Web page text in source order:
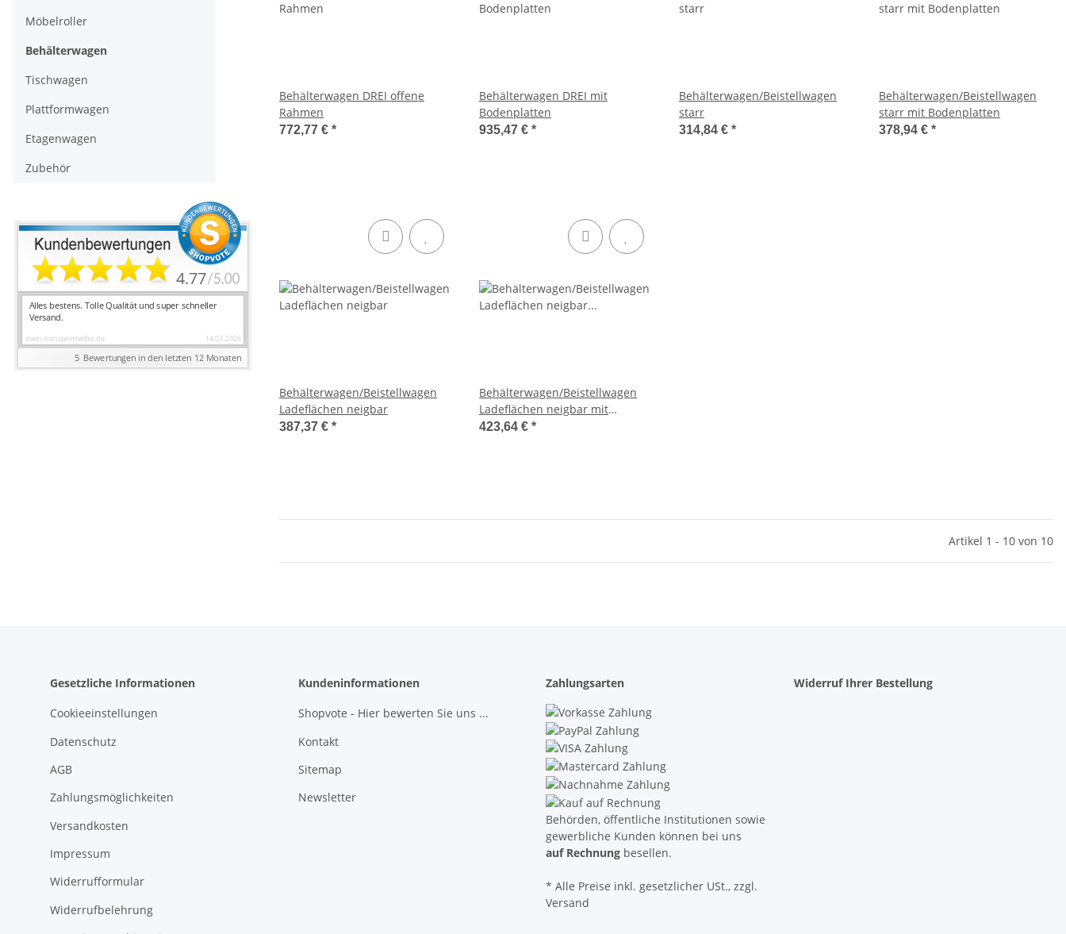
Behälterwagen DREI offene
Rahmen
772,77 € *
Behälterwagen DREI mit
Bodenplatten
935,47 € *
Behälterwagen/Beistellwagen
starr
314,84 € *
Behälterwagen/Beistellwagen
starr mit Bodenplatten
378,94 € *
Behälterwagen/Beistellwagen
Ladeflächen neigbar
387,37 € *
Behälterwagen/Beistellwagen
Ladeflächen neigbar mit
Bodenplatten
423,64 € *
Artikel 1 - 10 von 10
Möbelroller
Behälterwagen
Tischwagen
Plattformwagen
Etagenwagen
Zubehör
Gesetzliche Informationen
Cookieeinstellungen
Datenschutz
AGB
Zahlungsmöglichkeiten
Versandkosten
Impressum
Widerrufformular
Widerrufbelehrung
Kundeninformationen
Shopvote - Hier bewerten Sie uns ...
Kontakt
Sitemap
Newsletter
Zahlungsarten
Behörden, öffentliche Institutionen sowie
gewerbliche Kunden können bei uns
auf Rechnung besellen.
* Alle Preise inkl. gesetzlicher USt., zzgl.
Versand
Widerruf Ihrer Bestellung